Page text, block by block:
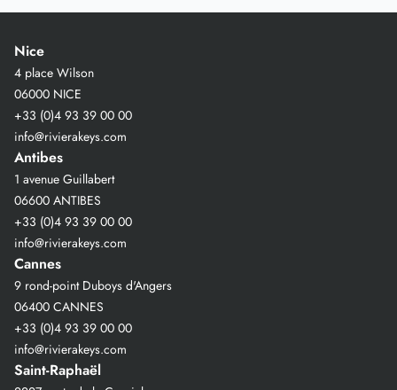
Nice
4 place Wilson
06000 NICE
+33 (0)4 93 39 00 00
info@rivierakeys.com
Antibes
1 avenue Guillabert
06600 ANTIBES
+33 (0)4 93 39 00 00
info@rivierakeys.com
Cannes
9 rond-point Duboys d'Angers
06400 CANNES
+33 (0)4 93 39 00 00
info@rivierakeys.com
Saint-Raphaël